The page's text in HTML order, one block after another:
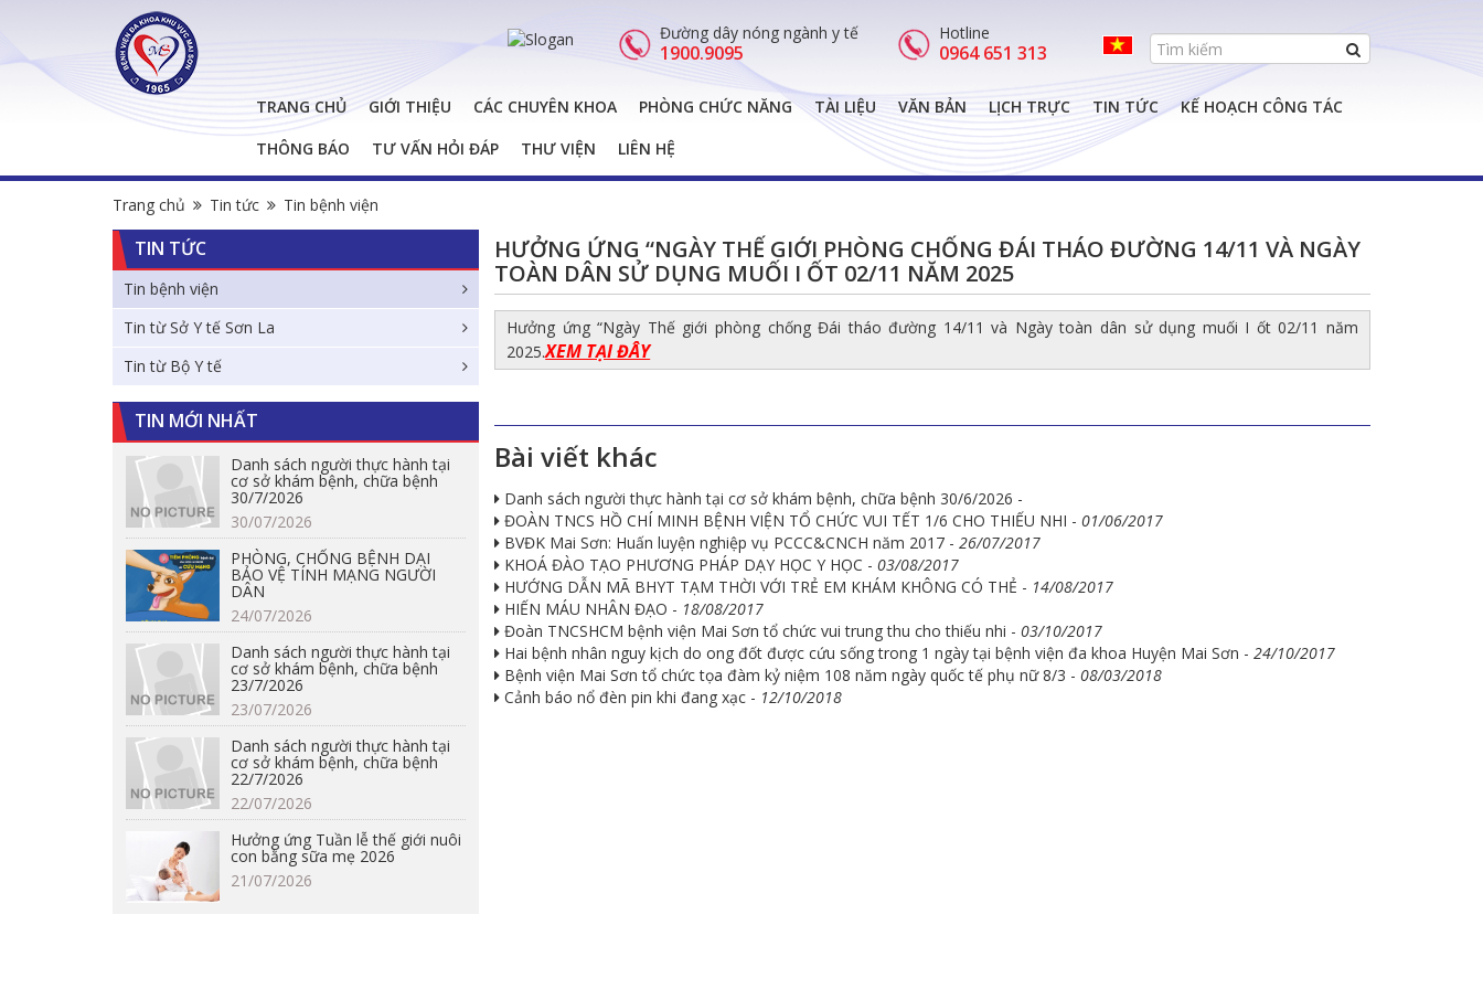
Hotline
0964 651 313
Đường dây nóng ngành y tế
1900.9095
TRANG CHỦ GIỚI THIỆU CÁC CHUYÊN KHOA PHÒNG CHỨC NĂNG TÀI LIỆU VĂN BẢN LỊCH TRỰC TIN TỨC
KẾ HOẠCH CÔNG TÁC
THÔNG BÁO
TƯ VẤN HỎI ĐÁP THƯ VIỆN LIÊN HỆ
Trang chủ Tin tức Tin bệnh viện
TIN TỨC
Tin bệnh viện
Tin từ Sở Y tế Sơn La
Tin từ Bộ Y tế
TIN MỚI NHẤT
Danh sách người thực hành tại
cơ sở khám bệnh, chữa bệnh
30/7/2026
30/07/2026
PHÒNG, CHỐNG BỆNH DẠI
BẢO VỆ TÍNH MẠNG NGƯỜI
DÂN
24/07/2026
Danh sách người thực hành tại
cơ sở khám bệnh, chữa bệnh
23/7/2026
23/07/2026
Danh sách người thực hành tại
cơ sở khám bệnh, chữa bệnh
22/7/2026
22/07/2026
Hưởng ứng Tuần lễ thế giới nuôi
con bằng sữa mẹ 2026
21/07/2026
HƯỞNG ỨNG “NGÀY THẾ GIỚI PHÒNG CHỐNG ĐÁI THÁO ĐƯỜNG 14/11 VÀ NGÀY
TOÀN DÂN SỬ DỤNG MUỐI I ỐT 02/11 NĂM 2025
Hưởng ứng “Ngày Thế giới phòng chống Đái tháo đường 14/11 và Ngày toàn dân sử dụng muối I ốt 02/11 năm
2025.XEM TẠI ĐÂY
Bài viết khác
Danh sách người thực hành tại cơ sở khám bệnh, chữa bệnh 30/6/2026 -
ĐOÀN TNCS HỒ CHÍ MINH BỆNH VIỆN TỔ CHỨC VUI TẾT 1/6 CHO THIẾU NHI -01/06/2017
BVĐK Mai Sơn: Huấn luyện nghiệp vụ PCCC&CNCH năm 2017 -26/07/2017
KHOÁ ĐÀO TẠO PHƯƠNG PHÁP DẠY HỌC Y HỌC -03/08/2017
HƯỚNG DẪN MÃ BHYT TẠM THỜI VỚI TRẺ EM KHÁM KHÔNG CÓ THẺ - 14/08/2017
HIẾN MÁU NHÂN ĐẠO - 18/08/2017
Đoàn TNCSHCM bệnh viện Mai Sơn tổ chức vui trung thu cho thiếu nhi -03/10/2017
Hai bệnh nhân nguy kịch do ong đốt được cứu sống trong 1 ngày tại bệnh viện đa khoa Huyện Mai Sơn -24/10/2017
Bệnh viện Mai Sơn tổ chức tọa đàm kỷ niệm 108 năm ngày quốc tế phụ nữ 8/3 -08/03/2018
Cảnh báo nổ đèn pin khi đang xạc - 12/10/2018